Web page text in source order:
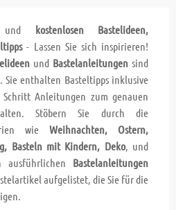
und kostenlosen Bastelideen,
- Lassen Sie sich inspirieren!
und Bastelanleitungensind
Sie enthalten Basteltipps inklusive
Anleitungen zum genauen
Stöbern Sie durch die
wie Weihnachten, Ostern,
Basteln mit Kindern, Deko, und
ausführlichen Bastelanleitungen
aufgelistet, die Sie für die